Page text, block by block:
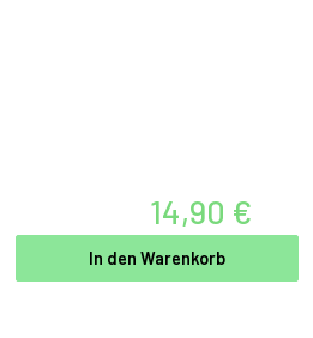
14,90 €
In den Warenkorb